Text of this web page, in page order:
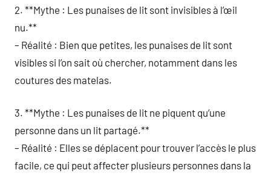
2. **Mythe : Les punaises de lit sont invisibles à l’œil
nu.**
– Réalité : Bien que petites, les punaises de lit sont
visibles si l’on sait où chercher, notamment dans les
coutures des matelas.
3. **Mythe : Les punaises de lit ne piquent qu’une
personne dans un lit partagé.**
– Réalité : Elles se déplacent pour trouver l’accès le plus
facile, ce qui peut affecter plusieurs personnes dans la